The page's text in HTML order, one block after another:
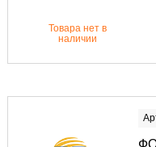
Товара нет в
наличии